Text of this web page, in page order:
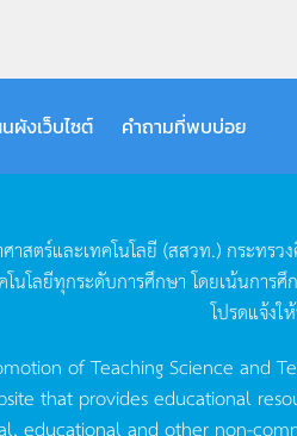
ผังเว็บไซต์ คำถามที่พบบ่อย
าสตร์และเทคโนโลยี (สสวท.) กระทรว
นโลยีทุกระดับการศึกษา โดยเน้นการ
โปรดแจ้งใ
of Teaching Science and
that provides educational
educational and other non-